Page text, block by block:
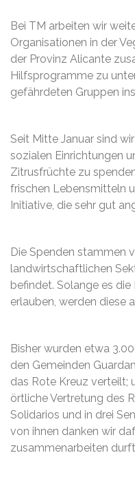
Bei TM arbeiten wir
Organisationen in der
der Provinz Alicante
Hilfsprogramme zu
gefährdeten Gruppen
Seit Mitte Januar sind
sozialen Einrichtungen
Zitrusfrüchte zu
frischen Lebensmitteln
Initiative, die sehr gut
Die Spenden stammen
landwirtschaftlichen
befindet. Solange es
erlauben, werden diese
Bisher wurden etwa
den Gemeinden
das Rote Kreuz verteilt;
örtliche Vertretung des
Solidarios und in drei
von ihnen danken wir
zusammenarbeiten